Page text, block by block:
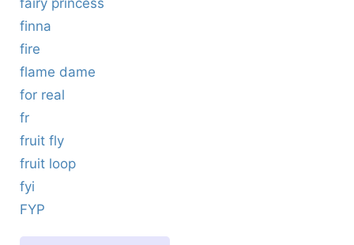
fairy princess
finna
fire
flame dame
for real
fr
fruit fly
fruit loop
fyi
FYP